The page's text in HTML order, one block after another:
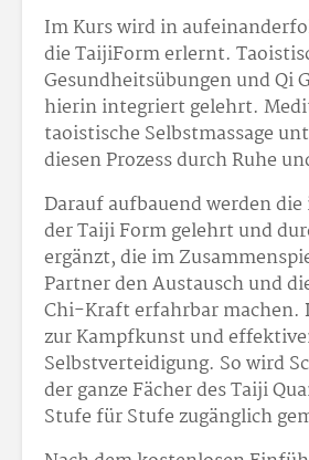
Im Kurs wird in
die TaijiForm erlernt.
Gesundheitsübungen und Qi
hierin integriert gelehrt.
taoistische Selbstmassage
diesen Prozess durch Ruhe
Darauf aufbauend werden
der Taiji Form gelehrt und
ergänzt, die im
Partner den Austausch und
Chi-Kraft erfahrbar machen.
zur Kampfkunst und
Selbstverteidigung. So wird
der ganze Fächer des Taiji
Stufe für Stufe zugänglich